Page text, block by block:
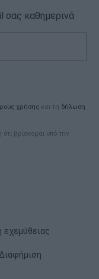
σας καθημερινά
χρήσης και τη δήλωση
βρίσκομαι υπό την